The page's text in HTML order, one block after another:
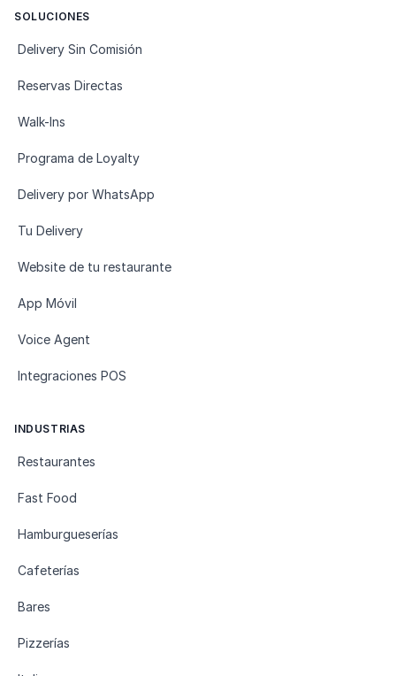
SOLUCIONES
Delivery Sin Comisión
Reservas Directas
Walk-Ins
Programa de Loyalty
Delivery por WhatsApp
Tu Delivery
Website de tu restaurante
App Móvil
Voice Agent
Integraciones POS
INDUSTRIAS
Restaurantes
Fast Food
Hamburgueserías
Cafeterías
Bares
Pizzerías